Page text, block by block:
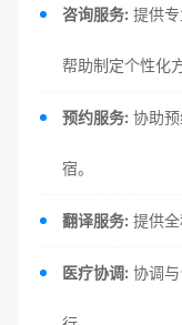
咨询服务: 提供
帮助制定个性化
预约服务: 协助
宿。
翻译服务: 提供
医疗协调: 协调